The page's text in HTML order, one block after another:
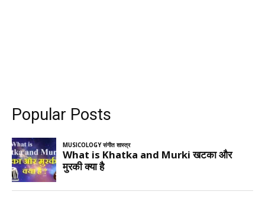
Popular Posts